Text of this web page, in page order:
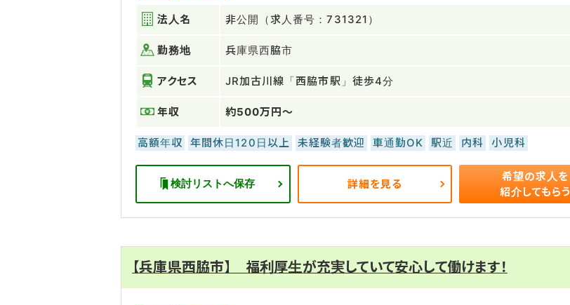
法人名 非公開（求人番号：731321）
勤務地 兵庫県西脇市
アクセス JR加古川線「西脇市駅」徒歩4分
年収 約500万円～
高額年収 年間休日120日以上 未経験者歓迎 車通勤OK 駅近 内科 小児科
検討リストへ保存 詳細を見る
希望の求人を
紹介してもらう
【兵庫県西脇市】 福利厚生が充実していて安心して働けます！